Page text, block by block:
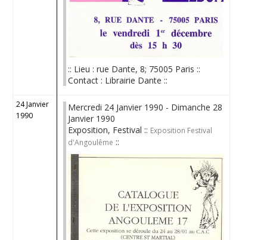
:: Lieu : rue Dante, 8; 75005 Paris ::
Contact : Librairie Dante ::
24 Janvier
1990
Mercredi 24 Janvier 1990 - Dimanche 28
Janvier 1990
Exposition, Festival :: Exposition Festival
d'Angoulême ::